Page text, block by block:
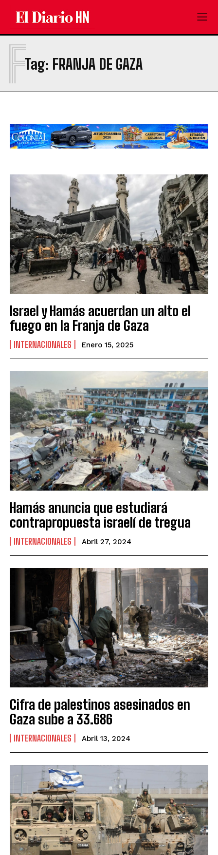
Tag: FRANJA DE GAZA
F
Israel y Hamás acuerdan un alto el
fuego en la Franja de Gaza
INTERNACIONALES Enero 15, 2025
Hamás anuncia que estudiará
contrapropuesta israelí de tregua
INTERNACIONALES Abril 27, 2024
Cifra de palestinos asesinados en
Gaza sube a 33.686
INTERNACIONALES Abril 13, 2024